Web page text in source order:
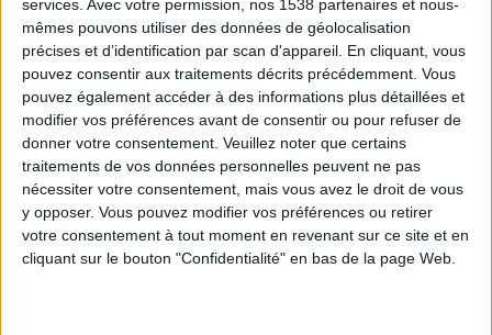
services. Avec votre permission, nos 1538 partenaires et nous-
mêmes pouvons utiliser des données de géolocalisation
précises et d’identification par scan d'appareil. En cliquant, vous
pouvez consentir aux traitements décrits précédemment. Vous
pouvez également accéder à des informations plus détaillées et
modifier vos préférences avant de consentir ou pour refuser de
donner votre consentement. Veuillez noter que certains
traitements de vos données personnelles peuvent ne pas
nécessiter votre consentement, mais vous avez le droit de vous
y opposer. Vous pouvez modifier vos préférences ou retirer
votre consentement à tout moment en revenant sur ce site et en
cliquant sur le bouton "Confidentialité" en bas de la page Web.
Peut-on remplacer la viande par des féculents ?
Consultation diététique du 05/08/2026